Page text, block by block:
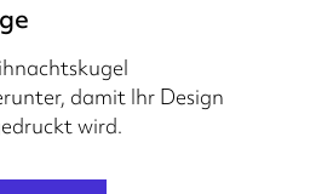
damit Ihr Design
wird.